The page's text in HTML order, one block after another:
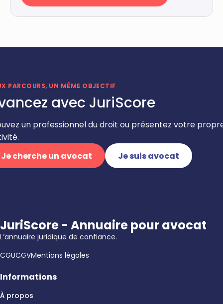
PARCOURS, UN MÊME OBJECTIF
avec JuriScore
un professionnel du droit ou présentez votre
Je cherche un avocat
Je suis avocat
JuriScore - Annuaire pour avocat
L’annuaire juridique de confiance.
CGUCGVMentions légales
Informations
À propos